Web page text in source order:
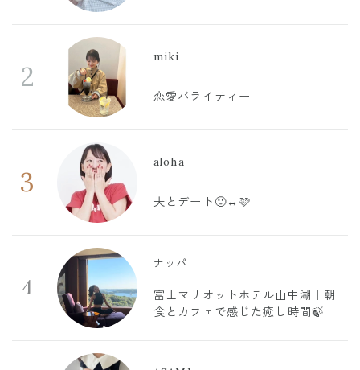
2
miki
恋愛バライティー
3
aloha
夫とデート🙂‍↔️🩷
4
ナッパ
富士マリオットホテル山中湖｜朝
食とカフェで感じた癒し時間🍃